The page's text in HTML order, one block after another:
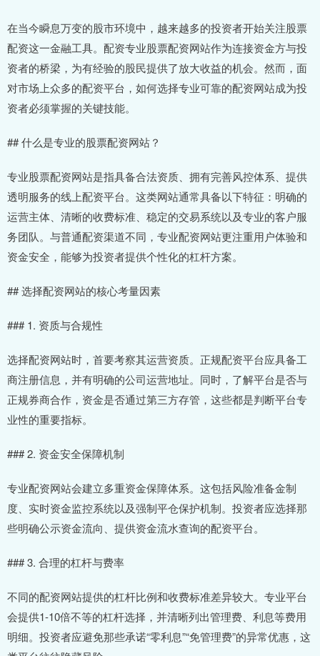
在当今瞬息万变的股市环境中，越来越多的投资者开始关注股票
配资这一金融工具。配资专业股票配资网站作为连接资金方与投
资者的桥梁，为有经验的股民提供了放大收益的机会。然而，面
对市场上众多的配资平台，如何选择专业可靠的配资网站成为投
资者必须掌握的关键技能。
## 什么是专业的股票配资网站？
专业股票配资网站是指具备合法资质、拥有完善风控体系、提供
透明服务的线上配资平台。这类网站通常具备以下特征：明确的
运营主体、清晰的收费标准、稳定的交易系统以及专业的客户服
务团队。与普通配资渠道不同，专业配资网站更注重用户体验和
资金安全，能够为投资者提供个性化的杠杆方案。
## 选择配资网站的核心考量因素
### 1. 资质与合规性
选择配资网站时，首要考察其运营资质。正规配资平台应具备工
商注册信息，并有明确的公司运营地址。同时，了解平台是否与
正规券商合作，资金是否通过第三方存管，这些都是判断平台专
业性的重要指标。
### 2. 资金安全保障机制
专业配资网站会建立多重资金保障体系。这包括风险准备金制
度、实时资金监控系统以及强制平仓保护机制。投资者应选择那
些明确公示资金流向、提供资金流水查询的配资平台。
### 3. 合理的杠杆与费率
不同的配资网站提供的杠杆比例和收费标准差异较大。专业平台
会提供1-10倍不等的杠杆选择，并清晰列出管理费、利息等费用
明细。投资者应避免那些承诺“零利息”“免管理费”的异常优惠，这